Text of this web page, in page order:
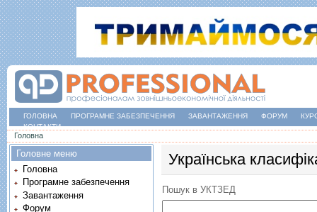
ГОЛОВНА ПРОГРАМНЕ ЗАБЕЗПЕЧЕННЯ ЗАВАНТАЖЕННЯ ФОРУМ
КОНТАКТИ
Ви є тут
Головна
Українська
Пошук в УКТЗЕД
Головне меню
Головна
Програмне забезпечення
Завантаження
Форум